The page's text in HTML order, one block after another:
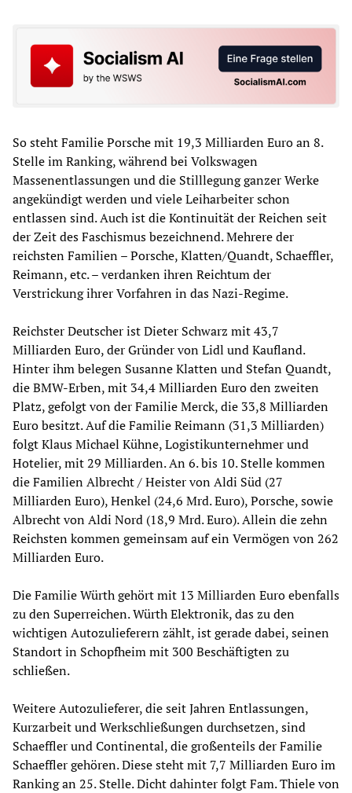
So steht Familie Porsche mit 19,3 Milliarden Euro an 8.
Stelle im Ranking, während bei Volkswagen
Massenentlassungen und die Stilllegung ganzer Werke
angekündigt werden und viele Leiharbeiter schon
entlassen sind. Auch ist die Kontinuität der Reichen seit
der Zeit des Faschismus bezeichnend. Mehrere der
reichsten Familien – Porsche, Klatten/Quandt, Schaeffler,
Reimann, etc. – verdanken ihren Reichtum der
Verstrickung ihrer Vorfahren in das Nazi-Regime.
Reichster Deutscher ist Dieter Schwarz mit 43,7
Milliarden Euro, der Gründer von Lidl und Kaufland.
Hinter ihm belegen Susanne Klatten und Stefan Quandt,
die BMW-Erben, mit 34,4 Milliarden Euro den zweiten
Platz, gefolgt von der Familie Merck, die 33,8 Milliarden
Euro besitzt. Auf die Familie Reimann (31,3 Milliarden)
folgt Klaus Michael Kühne, Logistikunternehmer und
Hotelier, mit 29 Milliarden. An 6. bis 10. Stelle kommen
die Familien Albrecht / Heister von Aldi Süd (27
Milliarden Euro), Henkel (24,6 Mrd. Euro), Porsche, sowie
Albrecht von Aldi Nord (18,9 Mrd. Euro). Allein die zehn
Reichsten kommen gemeinsam auf ein Vermögen von 262
Milliarden Euro.
Die Familie Würth gehört mit 13 Milliarden Euro ebenfalls
zu den Superreichen. Würth Elektronik, das zu den
wichtigen Autozulieferern zählt, ist gerade dabei, seinen
Standort in Schopfheim mit 300 Beschäftigten zu
schließen.
Weitere Autozulieferer, die seit Jahren Entlassungen,
Kurzarbeit und Werkschließungen durchsetzen, sind
Schaeffler und Continental, die großenteils der Familie
Schaeffler gehören. Diese steht mit 7,7 Milliarden Euro im
Ranking an 25. Stelle. Dicht dahinter folgt Fam. Thiele von